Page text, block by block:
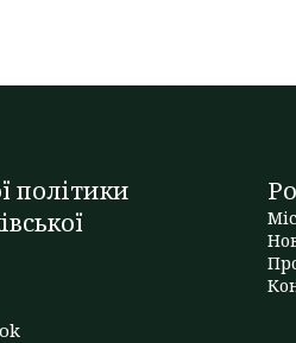
політики